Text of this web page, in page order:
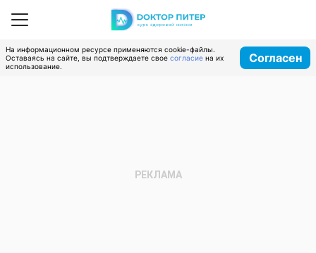
На информационном ресурсе применяются cookie-файлы.
Оставаясь на сайте, вы подтверждаете свое согласие на их
использование.
Согласен